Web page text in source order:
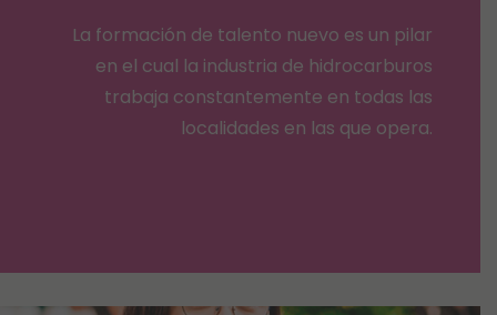
La formación de talento nuevo es un pilar
en el cual la industria de hidrocarburos
trabaja constantemente en todas las
localidades en las que opera.